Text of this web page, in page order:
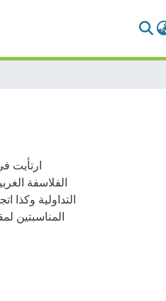
ارتأيت
الفلاسفة
التداولية وكذا
المناسبتين